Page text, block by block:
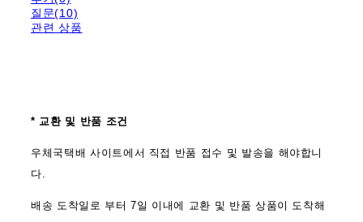
질문(10)
관련 상품
* 교환 및 반품 조건
우체국택배 사이트에서 직접 반품 접수 및 발송을 해야합니
다.
배송 도착일로 부터 7일 이내에 교환 및 반품 상품이 도착해